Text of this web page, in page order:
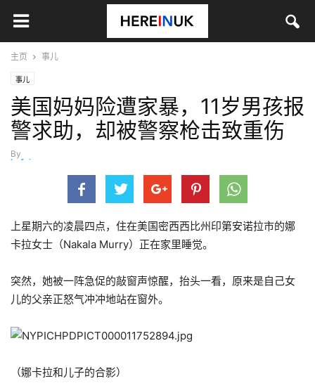
主页 事儿
事儿
美国妈妈险遭家暴，11岁男孩报
警求助，却被警察枪击致重伤
By
hefei
上星期六的凌晨四点，住在美国密西西比州印第安诺拉市的娜
卡拉女士（Nakala Murry）正在家里睡觉。
突然，她被一阵急促的敲窗声惊醒，抬头一看，原来是自己女
儿的父亲正怒气冲冲地站在窗外。
（娜卡拉和儿子的合影）